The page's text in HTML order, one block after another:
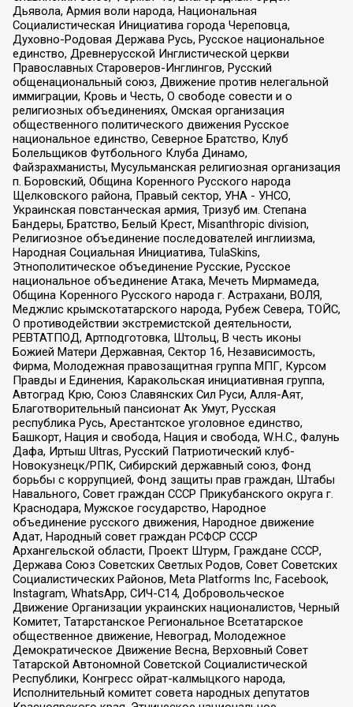
Дьявола, Армия воли народа, Национальная
Социалистическая Инициатива города Череповца,
Духовно-Родовая Держава Русь, Русское национальное
единство, Древнерусской Инглистической церкви
Православных Староверов-Инглингов, Русский
общенациональный союз, Движение против нелегальной
иммиграции, Кровь и Честь, О свободе совести и о
религиозных объединениях, Омская организация
общественного политического движения Русское
национальное единство, Северное Братство, Клуб
Болельщиков Футбольного Клуба Динамо,
Файзрахманисты, Мусульманская религиозная организация
п. Боровский, Община Коренного Русского народа
Щелковского района, Правый сектор, УНА - УНСО,
Украинская повстанческая армия, Тризуб им. Степана
Бандеры, Братство, Белый Крест, Misanthropic division,
Религиозное объединение последователей инглиизма,
Народная Социальная Инициатива, TulaSkins,
Этнополитическое объединение Русские, Русское
национальное объединение Атака, Мечеть Мирмамеда,
Община Коренного Русского народа г. Астрахани, ВОЛЯ,
Меджлис крымскотатарского народа, Рубеж Севера, ТОЙС,
О противодействии экстремистской деятельности,
РЕВТАТПОД, Артподготовка, Штольц, В честь иконы
Божией Матери Державная, Сектор 16, Независимость,
Фирма, Молодежная правозащитная группа МПГ, Курсом
Правды и Единения, Каракольская инициативная группа,
Автоград Крю, Союз Славянских Сил Руси, Алля-Аят,
Благотворительный пансионат Ак Умут, Русская
республика Русь, Арестантское уголовное единство,
Башкорт, Нация и свобода, Нация и свобода, W.H.С., Фалунь
Дафа, Иртыш Ultras, Русский Патриотический клуб-
Новокузнецк/РПК, Сибирский державный союз, Фонд
борьбы с коррупцией, Фонд защиты прав граждан, Штабы
Навального, Совет граждан СССР Прикубанского округа г.
Краснодара, Мужское государство, Народное
объединение русского движения, Народное движение
Адат, Народный совет граждан РСФСР СССР
Архангельской области, Проект Штурм, Граждане СССР,
Держава Союз Советских Светлых Родов, Совет Советских
Социалистических Районов, Meta Platforms Inc, Facebook,
Instagram, WhatsApp, СИЧ-С14, Добровольческое
Движение Организации украинских националистов, Черный
Комитет, Татарстанское Региональное Всетатарское
общественное движение, Невоград, Молодежное
Демократическое Движение Весна, Верховный Совет
Татарской Автономной Советской Социалистической
Республики, Конгресс ойрат-калмыцкого народа,
Исполнительный комитет совета народных депутатов